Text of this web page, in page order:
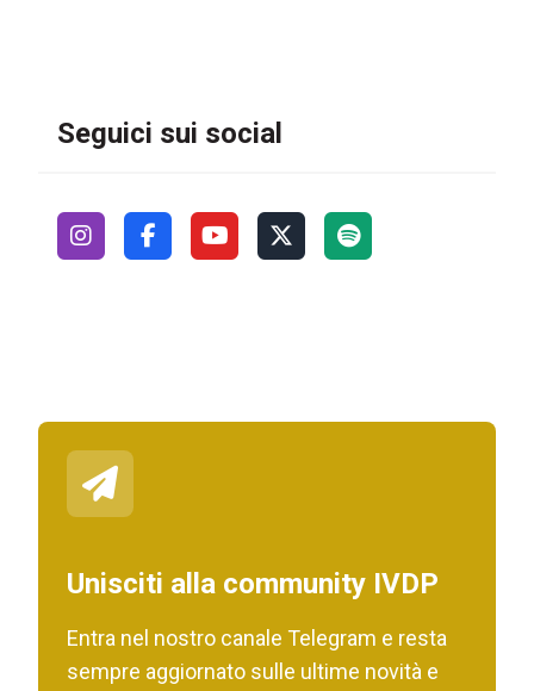
Seguici sui social
Unisciti alla community IVDP
Entra nel nostro canale Telegram e resta
sempre aggiornato sulle ultime novità e